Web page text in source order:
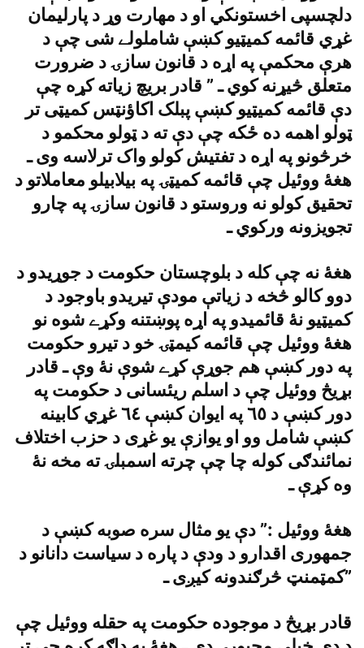
دلچسپى اخستونکي او د مهارت وړ د پارليمان
غړي قائمه کميټيو کښې شاملولے شى چې د
هرې محکمې په اړه د قانون سازۍ د ضرورت
متعلق څيړنه کوي ـ ” قادر بريچ زياته کړه چې
دې قائمه کميټيو کښې پبلک اکاؤنټس کميټى تر
ټولو اهمه ده ځکه چې دې ته د ټولو محکمو د
خرڅونو په اړه د تفتيش کولو واک ترلاسه وى ـ
هغۀ ووئيل چې قائمه کميټۍ په بيلابيلو معاملاتو د
تحقيق کولو نه وروستو د قانون سازۍ په چارو
تجويزونه ورکوي ـ
هغۀ نه چې کله د بلوچستان حکومت د جوړيدو د
دوو کالو څخه د زياتې مودې تيريدو باوجود د
کميټيو نۀ قائميدو په اړه پوښتنه وکړے شوه نو
هغۀ ووئيل چې قائمه کيمټۍ خو د تيرو حکومت
په دور کښې هم جوړې کړے شوې نۀ وې ـ قادر
بړيڅ ووئيل چې د اسلم ريئسانى د حکومت په
دور کښې د ٦٥ په ايوان کښې ٦٤ غړي کابينه
کښې شامل وو او يوازې يو غړى د حزب اختلاف
نمائندګى کوله چا چې چرته اسمبلۍ ته مخه نۀ
وه کړې ـ
هغۀ ووئيل :” دې يو مثال سره صوبه کښې د
جمهورى اقدارو د ودې د پاره د سياست دانانو د
کمټمنټ څرګندونه کيږى ـ”
قادر بړيڅ د موجوده حکومت په حقله ووئيل چې